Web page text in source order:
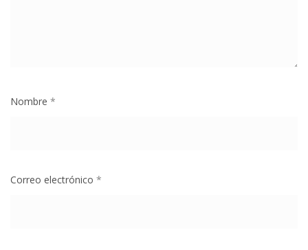
Nombre *
Correo electrónico *